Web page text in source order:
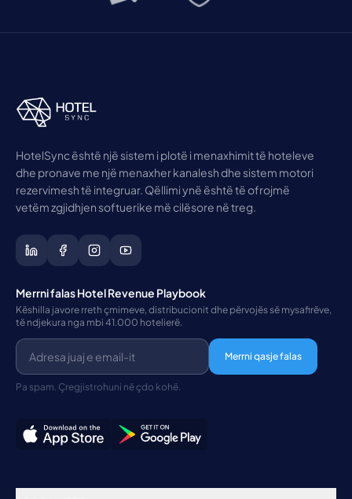
HotelSync është një sistem i plotë i menaxhimit të hoteleve
dhe pronave me një menaxher kanalesh dhe sistem motori
rezervimesh të integruar. Qëllimi ynë është të ofrojmë
vetëm zgjidhjen softuerike më cilësore në treg.
Merrni falas Hotel Revenue Playbook
Këshilla javore rreth çmimeve, distribucionit dhe përvojës së mysafirëve,
të ndjekura nga mbi 41.000 hotelierë.
Merrni qasje falas
Pa spam. Çregjistrohuni në çdo kohë.